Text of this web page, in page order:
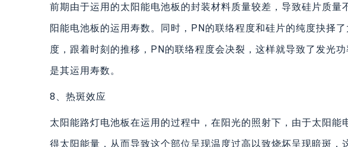
前期由于运用的太阳能电池板的封装材料质量较差，导致硅片质量
阳能电池板的运用寿数。同时，PN的联络程度和硅片的纯度抉择
度，跟着时刻的推移，PN的联络程度会决裂，这样就导致了发光
是其运用寿数。
8、热斑效应
太阳能路灯电池板在运用的过程中，在阳光的照射下，由于太阳能
得太阳能量，从而导致这个部位呈现温度过高以致烧坏呈现暗斑，